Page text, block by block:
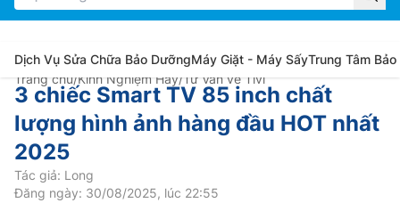
Dịch Vụ Sửa Chữa Bảo DưỡngMáy Giặt - Máy SấyTrung Tâm Bảo
Trang chủ/Kinh Nghiệm Hay/Tư Vấn về Tivi
3 chiếc Smart TV 85 inch chất
lượng hình ảnh hàng đầu HOT nhất
2025
Tác giả: Long
Đăng ngày: 30/08/2025, lúc 22:55